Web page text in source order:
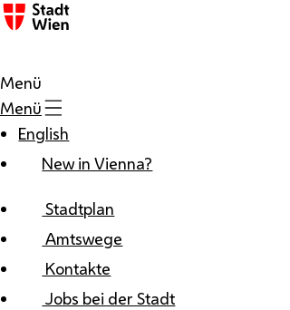
Zum Inhalt
Menü
Menü
English
New in Vienna?
Stadtplan
Amtswege
Kontakte
Jobs bei der Stadt